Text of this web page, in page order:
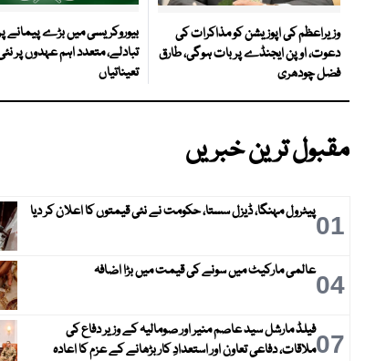
وزیراعظم کی اپوزیشن کو مذاکرات کی
دعوت، اوپن ایجنڈے پر بات ہوگی، طارق
فضل چودھری
بیوروکریسی میں بڑے پیمانے
تبادلے، متعدد اہم عہدوں پر
تعیناتیاں
مقبول ترین خبریں
01پیٹرول مہنگا، ڈیزل سستا، حکومت نے نئی قیمتوں کا اعلان کر دیا
04عالمی مارکیٹ میں سونے کی قیمت میں بڑا اضافہ
07فیلڈ مارشل سید عاصم منیر اور صومالیہ کے وزیر دفاع کی
ملاقات، دفاعی تعاون اور استعدادِ کار بڑھانے کے عزم کا اعادہ